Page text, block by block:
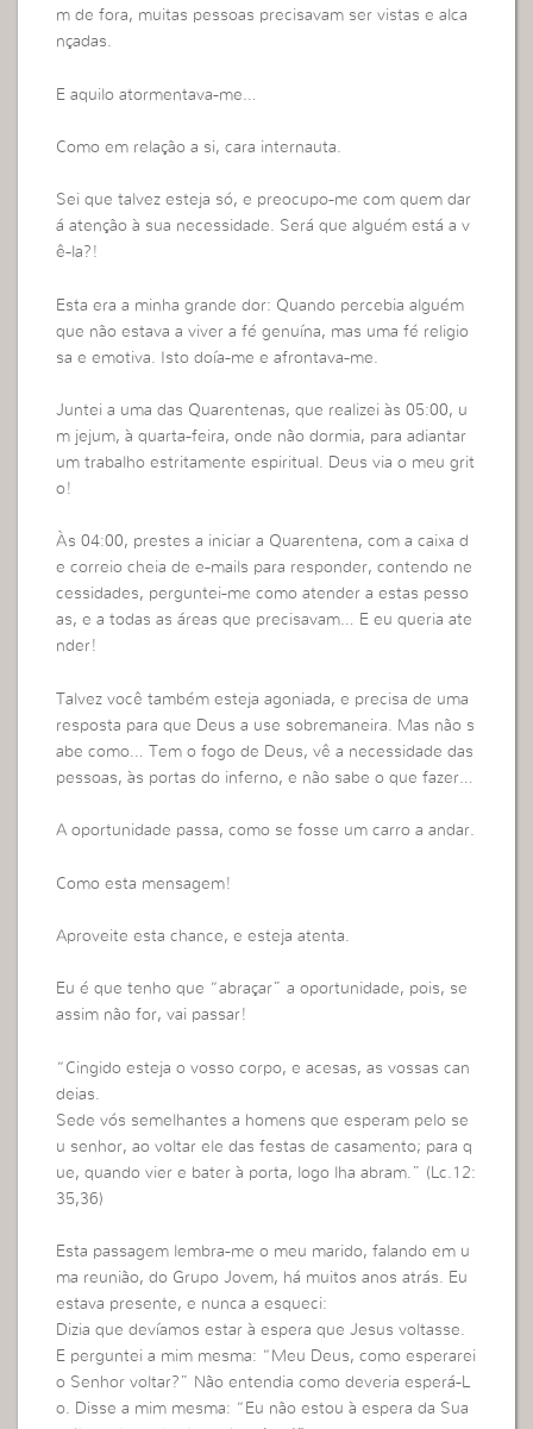
m de fora, muitas pessoas precisavam ser vistas e alca
nçadas.
E aquilo atormentava-me…
Como em relação a si, cara internauta.
Sei que talvez esteja só, e preocupo-me com quem dar
á atenção à sua necessidade. Será que alguém está a v
ê-la?!
Esta era a minha grande dor: Quando percebia alguém
que não estava a viver a fé genuína, mas uma fé religio
sa e emotiva. Isto doía-me e afrontava-me.
Juntei a uma das Quarentenas, que realizei às 05:00, u
m jejum, à quarta-feira, onde não dormia, para adiantar
um trabalho estritamente espiritual. Deus via o meu grit
o!
Às 04:00, prestes a iniciar a Quarentena, com a caixa d
e correio cheia de e-mails para responder, contendo ne
cessidades, perguntei-me como atender a estas pesso
as, e a todas as áreas que precisavam… E eu queria ate
nder!
Talvez você também esteja agoniada, e precisa de uma
resposta para que Deus a use sobremaneira. Mas não s
abe como… Tem o fogo de Deus, vê a necessidade das
pessoas, às portas do inferno, e não sabe o que fazer…
A oportunidade passa, como se fosse um carro a andar.
Como esta mensagem!
Aproveite esta chance, e esteja atenta.
Eu é que tenho que “abraçar” a oportunidade, pois, se
assim não for, vai passar!
“Cingido esteja o vosso corpo, e acesas, as vossas can
deias.
Sede vós semelhantes a homens que esperam pelo se
u senhor, ao voltar ele das festas de casamento; para q
ue, quando vier e bater à porta, logo lha abram.” (Lc.12:
35,36)
Esta passagem lembra-me o meu marido, falando em u
ma reunião, do Grupo Jovem, há muitos anos atrás. Eu
estava presente, e nunca a esqueci:
Dizia que devíamos estar à espera que Jesus voltasse.
E perguntei a mim mesma: “Meu Deus, como esperarei
o Senhor voltar?” Não entendia como deveria esperá-L
o. Disse a mim mesma: “Eu não estou à espera da Sua